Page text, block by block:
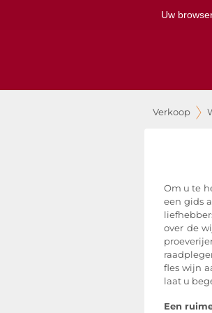
Uw
Verkoop
Om u te
een gids
over de
fles wijn
laat u
Een